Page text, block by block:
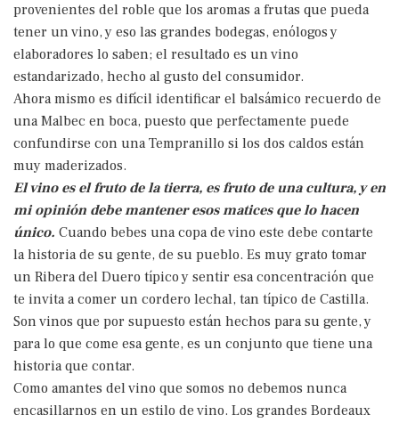
provenientes del roble que los aromas a frutas que pueda
tener un vino, y eso las grandes bodegas, enólogos y
elaboradores lo saben; el resultado es un vino
estandarizado, hecho al gusto del consumidor.
Ahora mismo es difícil identificar el balsámico recuerdo de
una Malbec en boca, puesto que perfectamente puede
confundirse con una Tempranillo si los dos caldos están
muy maderizados.
El vino es el fruto de la tierra, es fruto de una cultura, y en
mi opinión debe mantener esos matices que lo hacen
único. Cuando bebes una copa de vino este debe contarte
la historia de su gente, de su pueblo. Es muy grato tomar
un Ribera del Duero típico y sentir esa concentración que
te invita a comer un cordero lechal, tan típico de Castilla.
Son vinos que por supuesto están hechos para su gente, y
para lo que come esa gente, es un conjunto que tiene una
historia que contar.
Como amantes del vino que somos no debemos nunca
encasillarnos en un estilo de vino. Los grandes Bordeaux